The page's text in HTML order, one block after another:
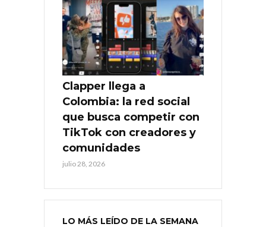
Clapper llega a
Colombia: la red social
que busca competir con
TikTok con creadores y
comunidades
julio 28, 2026
LO MÁS LEÍDO DE LA SEMANA